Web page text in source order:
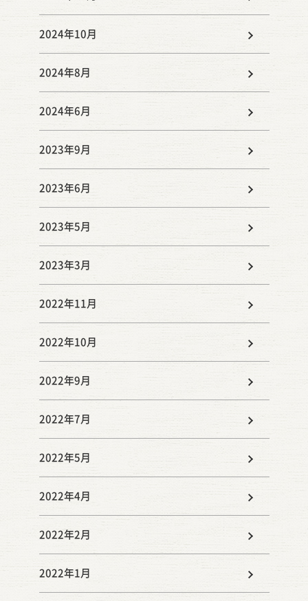
2024年10月
2024年8月
2024年6月
2023年9月
2023年6月
2023年5月
2023年3月
2022年11月
2022年10月
2022年9月
2022年7月
2022年5月
2022年4月
2022年2月
2022年1月